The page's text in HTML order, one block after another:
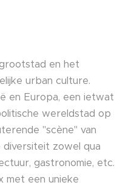
en het
urban culture.
en Europa, een ietwat
wereldstad op
"scène" van
zowel qua
gastronomie, etc.
met een unieke